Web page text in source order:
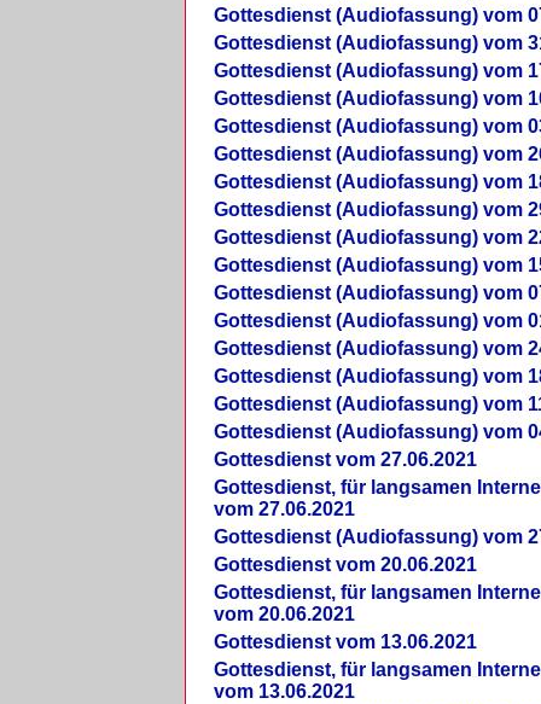
Gottesdienst (Audiofassung) vom
Gottesdienst (Audiofassung) vom
Gottesdienst (Audiofassung) vom
Gottesdienst (Audiofassung) vom
Gottesdienst (Audiofassung) vom
Gottesdienst (Audiofassung) vom
Gottesdienst (Audiofassung) vom
Gottesdienst (Audiofassung) vom
Gottesdienst (Audiofassung) vom
Gottesdienst (Audiofassung) vom
Gottesdienst (Audiofassung) vom
Gottesdienst (Audiofassung) vom
Gottesdienst (Audiofassung) vom
Gottesdienst (Audiofassung) vom
Gottesdienst (Audiofassung) vom
Gottesdienst (Audiofassung) vom
Gottesdienst vom 27.06.2021
Gottesdienst, für langsamen
vom 27.06.2021
Gottesdienst (Audiofassung) vom
Gottesdienst vom 20.06.2021
Gottesdienst, für langsamen
vom 20.06.2021
Gottesdienst vom 13.06.2021
Gottesdienst, für langsamen
vom 13.06.2021